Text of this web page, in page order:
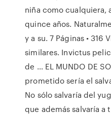
niña como
quince años.
y a su. 7 Páginas • 316
similares. Invictus
de … EL MUNDO DE
prometido sería el
No sólo salvaría del
que además salvaría a